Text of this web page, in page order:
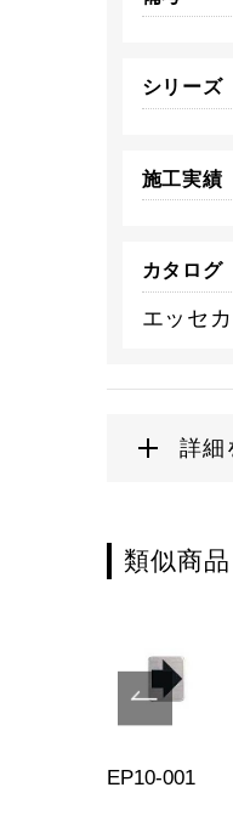
シリーズ
施工実績
カタログ
エッセ
詳細
類似商品
EP10-001